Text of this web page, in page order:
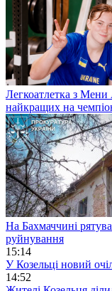
Легкоатлетка з
найкращих на
На Бахмаччині
руйнування
15:14
У Козельці новий
14:52